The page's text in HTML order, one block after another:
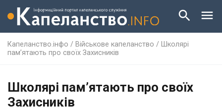
Капеланство.інфо / Військове капеланство / Школярі
пам’ятають про своїх Захисників
Школярі пам’ятають про своїх
Захисників